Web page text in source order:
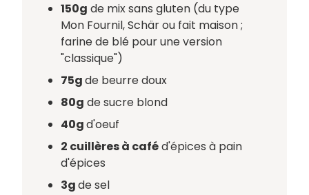
150g de mix sans gluten (du type
Mon Fournil, Schär ou fait maison ;
farine de blé pour une version
"classique")
75gde beurre doux
80g de sucre blond
40gd'oeuf
2 cuillères à caféd'épices à pain
d'épices
3gde sel